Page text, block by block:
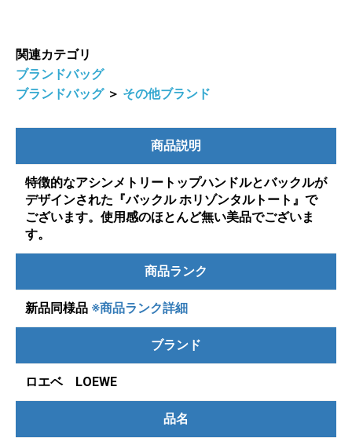
関連カテゴリ
ブランドバッグ
ブランドバッグ ＞ その他ブランド
商品説明
特徴的なアシンメトリートップハンドルとバックルが
デザインされた『バックル ホリゾンタルトート』で
ございます。使用感のほとんど無い美品でございま
す。
商品ランク
新品同様品 ※商品ランク詳細
ブランド
ロエベ LOEWE
品名